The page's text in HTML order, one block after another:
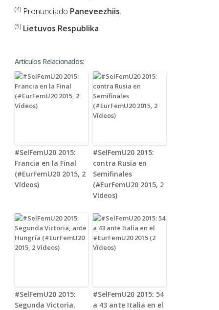
(4) Pronunciado Paneveezhiis.
(5) Lietuvos Respublika
Artículos Relacionados:
#SelFemU20 2015:
Francia en la Final
(#EurFemU20 2015, 2
Vídeos)
#SelFemU20 2015:
contra Rusia en
Semifinales
(#EurFemU20 2015, 2
Vídeos)
#SelFemU20 2015:
Segunda Victoria,
#SelFemU20 2015: 54
a 43 ante Italia en el